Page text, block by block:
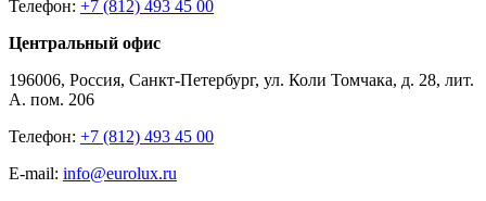
Телефон: +7 (812) 493 45 00
Центральный офис
196006, Россия, Санкт-Петербург, ул. Коли Томчака, д. 28, лит.
А. пом. 206
Телефон: +7 (812) 493 45 00
E-mail: info@eurolux.ru